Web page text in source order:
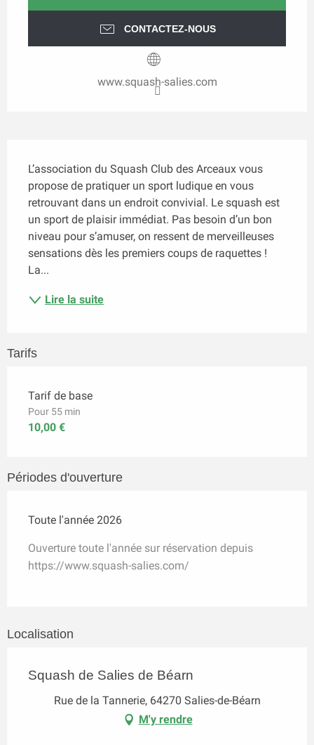
CONTACTEZ-NOUS
www.squash-salies.com
L’association du Squash Club des Arceaux vous
propose de pratiquer un sport ludique en vous
retrouvant dans un endroit convivial. Le squash est
un sport de plaisir immédiat. Pas besoin d’un bon
niveau pour s’amuser, on ressent de merveilleuses
sensations dès les premiers coups de raquettes !
La...
Lire la suite
Tarifs
Tarif de base
Pour 55 min
10,00 €
Périodes d'ouverture
Toute l'année 2026
Ouverture toute l'année sur réservation depuis
https://www.squash-salies.com/
Localisation
Squash de Salies de Béarn
Rue de la Tannerie, 64270 Salies-de-Béarn
M'y rendre